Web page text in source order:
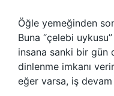
Öğle yemeğinden
Buna “çelebi
insana sanki bir gün
dinlenme imkanı
eğer varsa, iş devam